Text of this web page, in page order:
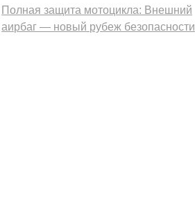
Полная защита мотоцикла: Внешний
аирбаг — новый рубеж безопасности